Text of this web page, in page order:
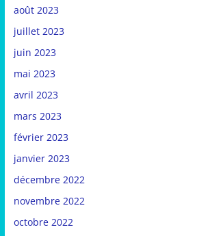
août 2023
juillet 2023
juin 2023
mai 2023
avril 2023
mars 2023
février 2023
janvier 2023
décembre 2022
novembre 2022
octobre 2022